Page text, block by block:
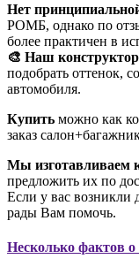
Нет
РОМБ, однако по
более практичен в
🎨 Наш
подобрать оттенок,
автомобиля.
Купить можно как
заказ
Мы изготавливаем
предложить их по
Если у вас
рады Вам помочь.
Несколько фактов